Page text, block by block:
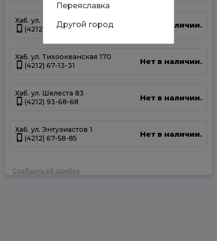
Хаб. ул. Суворова 45
(4212) 50-67-37
Нет в наличии.
Хаб. ул. Тихоокеанская 170
(4212) 67-13-31
Нет в наличии.
Хаб. ул. Шелеста 83
(4212) 93-68-68
Нет в наличии.
Хаб. ул. Энтузиастов 1
(4212) 67-58-85
Нет в наличии.
Сообщить об ошибке
Переяславка
Другой город